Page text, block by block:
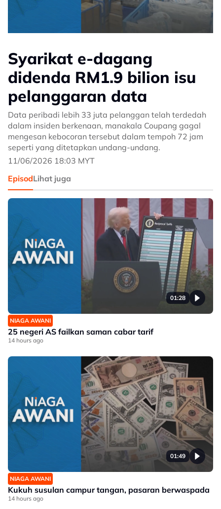
Syarikat e-dagang
didenda RM1.9 bilion isu
pelanggaran data
Data peribadi lebih 33 juta pelanggan telah terdedah
dalam insiden berkenaan, manakala Coupang gagal
mengesan kebocoran tersebut dalam tempoh 72 jam
seperti yang ditetapkan undang-undang.
11/06/2026 18:03 MYT
EpisodLihat juga
01:28
NIAGA AWANI
25 negeri AS failkan saman cabar tarif
14 hours ago
01:49
NIAGA AWANI
Kukuh susulan campur tangan, pasaran berwaspada
14 hours ago